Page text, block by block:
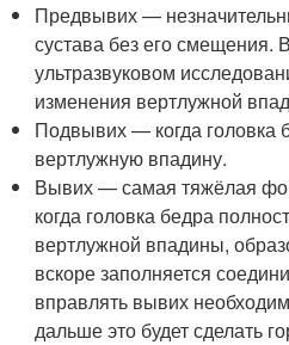
Предвывих —
сустава без его смещения.
ультразвуковом
изменения вертлужной
Подвывих — когда головка
вертлужную впадину.
Вывих — самая тяжёлая
когда головка бедра
вертлужной впадины,
вскоре заполняется
вправлять вывих
дальше это будет сделать